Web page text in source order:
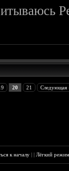
20 21 Следующая
к началу ||Лёгкий